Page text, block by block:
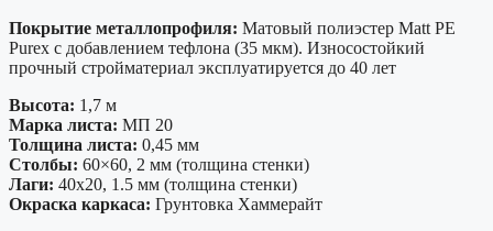
Покрытие металлопрофиля: Матовый полиэстер Matt PE
Purex с добавлением тефлона (35 мкм). Износостойкий
прочный стройматериал эксплуатируется до 40 лет
Высота: 1,7 м
Марка листа: МП 20
Толщина листа: 0,45 мм
Столбы: 60×60, 2 мм (толщина стенки)
Лаги: 40х20, 1.5 мм (толщина стенки)
Окраска каркаса: Грунтовка Хаммерайт